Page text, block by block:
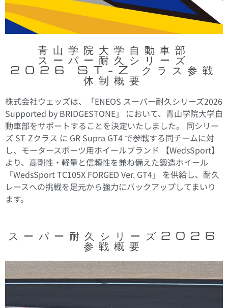
青山学院大学自動車部
スーパー耐久シリーズ
2026 ST-Z クラス参戦
体制概要
株式会社ウェッズは、「ENEOS スーパー耐久シリーズ2026
Supported by BRIDGESTONE」 において、青山学院大学自
動車部をサポートすることを決定いたしました。 同シリー
ズ ST-Zクラス に GR Supra GT4 で参戦する同チームに対
し、モータースポーツ用ホイールブランド 【WedsSport】
より、高剛性・軽量と信頼性を兼ね備えた鍛造ホイール
「WedsSport TC105X FORGED Ver. GT4」 を供給し、耐久
レースへの挑戦を足元から強力にバックアップしてまいり
ます。
スーパー耐久シリーズ2026
参戦概要